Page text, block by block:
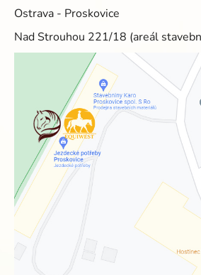
Ostrava - Proskovice
Nad Strouhou 221/18 (areál